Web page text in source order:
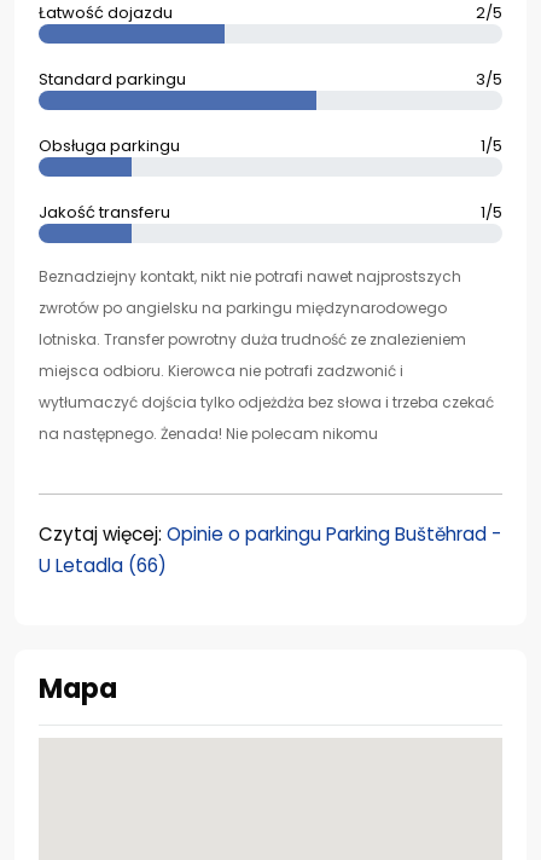
Łatwość dojazdu 2/5
Standard parkingu 3/5
Obsługa parkingu 1/5
Jakość transferu 1/5
Beznadziejny kontakt, nikt nie potrafi nawet najprostszych
zwrotów po angielsku na parkingu międzynarodowego
lotniska. Transfer powrotny duża trudność ze znalezieniem
miejsca odbioru. Kierowca nie potrafi zadzwonić i
wytłumaczyć dojścia tylko odjeżdża bez słowa i trzeba czekać
na następnego. Żenada! Nie polecam nikomu
Czytaj więcej: Opinie o parkingu Parking Buštěhrad -
U Letadla (66)
Mapa